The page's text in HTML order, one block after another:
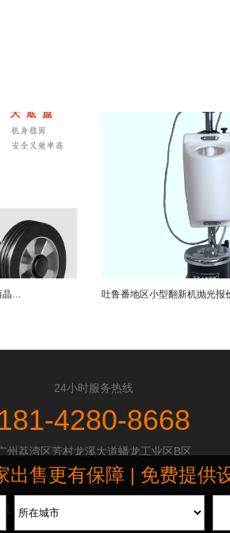
短租酒店仿真大理石抛光机，广西晶面抛光机生产厂家直销案例
24小时服务热线
4280-8668
州荔湾区芳村龙溪大道蟠龙工业区B区
、地板打蜡机和地毯清洗机等,广泛应用于酒店、
出售更有保障 | 免费提